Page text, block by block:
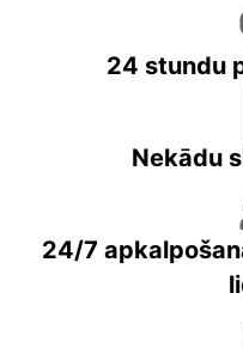
24 stundu
Nekādu
24/7